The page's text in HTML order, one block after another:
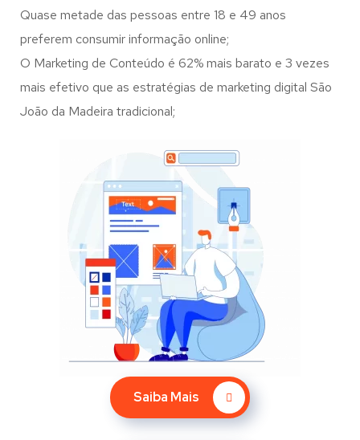
Quase metade das pessoas entre 18 e 49 anos
preferem consumir informação online;
O Marketing de Conteúdo é 62% mais barato e 3 vezes
mais efetivo que as estratégias de marketing digital São
João da Madeira tradicional;
Saiba Mais